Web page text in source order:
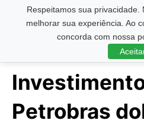
Respeitamos sua privacidade.
melhorar sua experiência. Ao
concorda com nossa
Pesquisar ...
Petrobras